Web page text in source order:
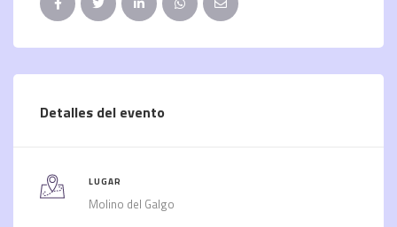
Detalles del evento
LUGAR
Molino del Galgo